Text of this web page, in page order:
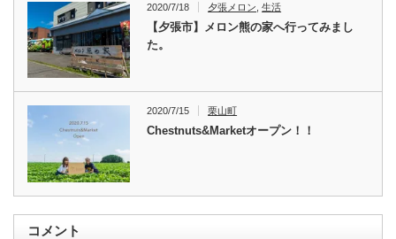
2020/7/18 夕張メロン ,生活
【夕張市】メロン熊の家へ行ってみまし
た。
2020/7/15 栗山町
Chestnuts&Marketオープン！！
コメント